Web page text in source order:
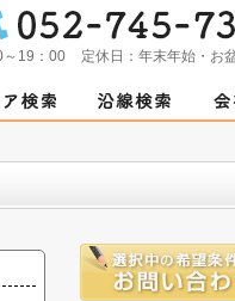
～19：00 定休日： 年末年始・お